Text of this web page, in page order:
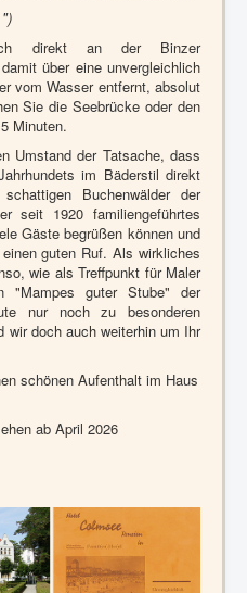
direkt an der Binzer
über eine unvergleichlich
vom Wasser entfernt, absolut
Sie die Seebrücke oder den
Minuten.
Umstand der Tatsache, dass
im Bäderstil direkt
Buchenwälder der
seit 1920 familiengeführtes
Gäste begrüßen können und
guten Ruf. Als wirkliches
wie als Treffpunkt für Maler
"Mampes guter Stube" der
nur noch zu besonderen
wir doch auch weiterhin um Ihr
schönen Aufenthalt im Haus
ab April 2026